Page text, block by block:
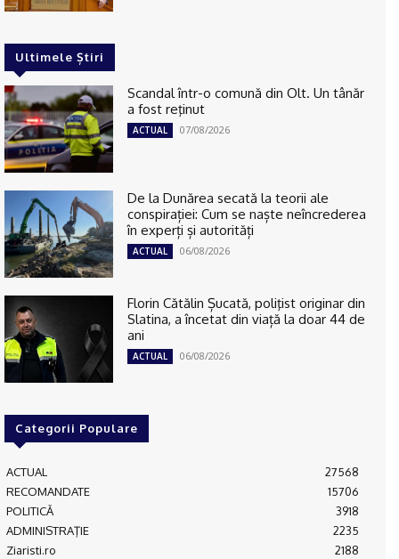
Ultimele Știri
Scandal într-o comună din Olt. Un tânăr
a fost reţinut
ACTUAL 07/08/2026
De la Dunărea secată la teorii ale
conspirației: Cum se naște neîncrederea
în experți și autorități
ACTUAL 06/08/2026
Florin Cătălin Șucată, poliţist originar din
Slatina, a încetat din viață la doar 44 de
ani
ACTUAL 06/08/2026
Categorii Populare
ACTUAL
27568
RECOMANDATE
15706
POLITICĂ
3918
ADMINISTRAŢIE
2235
Ziaristi.ro
2188